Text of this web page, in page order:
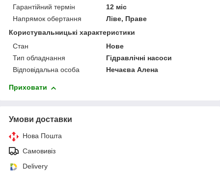
Гарантійний термін
12 міс
Напрямок обертання
Ліве, Праве
Користувальницькі характеристики
Стан
Нове
Тип обладнання
Гідравлічні насоси
Відповідальна особа
Нечаєва Алена
Приховати
Умови доставки
Нова Пошта
Самовивіз
Delivery